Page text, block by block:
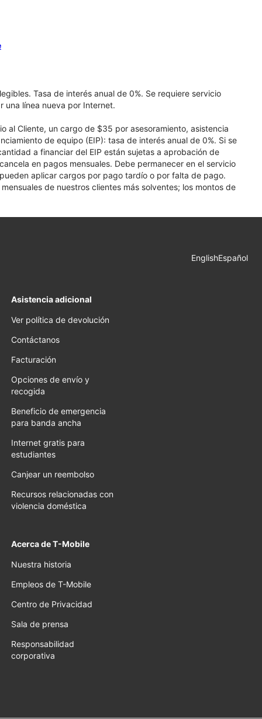
Tasa de interés anual de 0%. Se requiere servicio
una línea nueva por Internet.
al Cliente, un cargo de $35 por asesoramiento, asistencia
de equipo (EIP): tasa de interés anual de 0%. Si se
a financiar del EIP están sujetas a aprobación de
en pagos mensuales. Debe permanecer en el servicio
aplicar cargos por pago tardío o por falta de pago.
de nuestros clientes más solventes; los montos de